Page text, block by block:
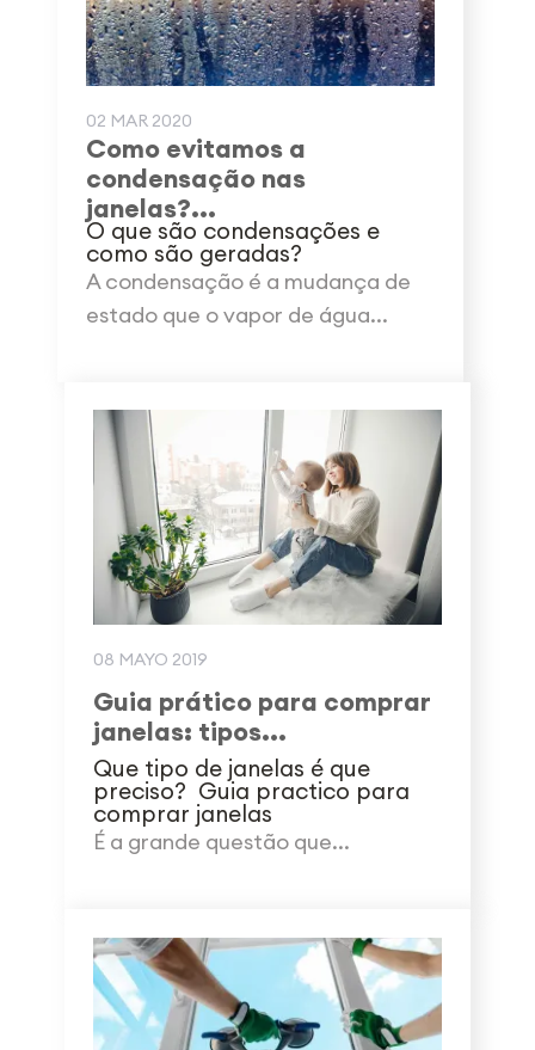
02 MAR 2020
Como evitamos a
condensação nas
janelas?...
O que são condensações e
como são geradas?
A condensação é a mudança de
estado que o vapor de água...
08 MAYO 2019
Guia prático para comprar
janelas: tipos...
Que tipo de janelas é que
preciso? Guia practico para
comprar janelas
É a grande questão que...